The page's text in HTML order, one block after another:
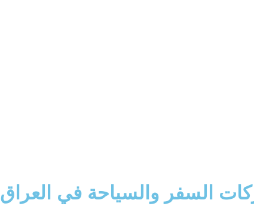
السفر والسياحة في العراق